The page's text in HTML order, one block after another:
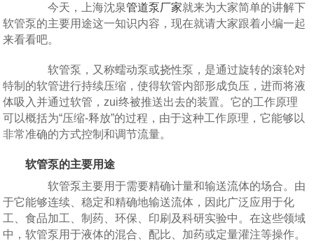
今天，上海沈泉管道泵厂家就来为大家简单的讲解下
软管泵的主要用途这一知识内容，现在就请大家跟着小编一起
来看看吧。
软管泵，又称蠕动泵或挠性泵，是通过旋转的滚轮对
特制的软管进行持续压缩，使得软管内部形成负压，进而将液
体吸入并通过软管，zui终被推送出去的装置。它的工作原理
可以概括为“压缩-释放”的过程，由于这种工作原理，它能够以
非常准确的方式控制和调节流量。
软管泵的主要用途
软管泵主要用于需要精确计量和输送流体的场合。由
于它能够连续、稳定和精确地输送流体，因此广泛应用于化
工、食品加工、制药、环保、印刷及科研实验中。在这些领域
中，软管泵用于液体的混合、配比、加药或定量灌注等操作。